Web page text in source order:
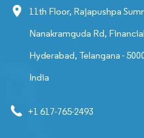
11th Floor, Rajapushpa
Nanakramguda Rd,
Hyderabad, Telangana -
India
+1 617-765-2493